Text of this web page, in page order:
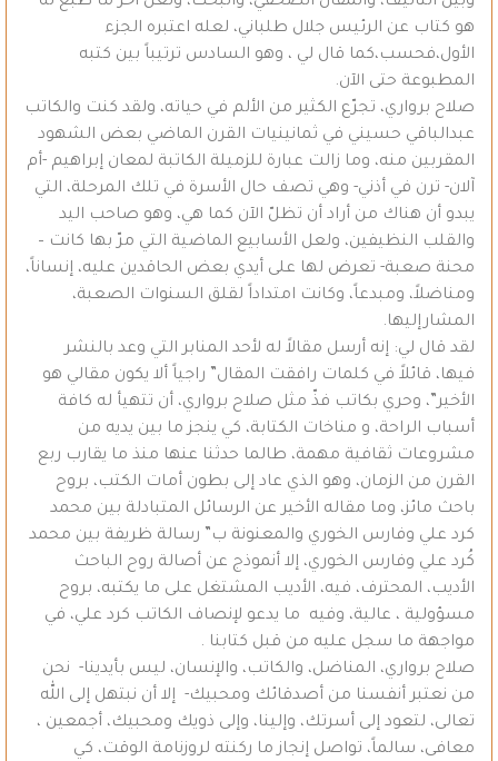
هو كتاب عن الرئيس جلال طلباني، لعله اعتبره الجزء
الأول،فحسب،كما قال لي ، وهو السادس ترتيباً بين كتبه
المطبوعة حتى الآن.
صلاح برواري، تجرّع الكثير من الألم في حياته، ولقد كنت والكاتب
عبدالباقي حسيني في ثمانينيات القرن الماضي بعض الشهود
المقربين منه، وما زالت عبارة للزميلة الكاتبة لمعان إبراهيم -أم
آلان- ترن في أذني- وهي تصف حال الأسرة في تلك المرحلة، التي
يبدو أن هناك من أراد أن تظلّ الآن كما هي، وهو صاحب اليد
والقلب النظيفين، ولعل الأسابيع الماضية التي مرّ بها كانت –
محنة صعبة- تعرض لها على أيدي بعض الحاقدين عليه، إنساناً،
ومناضلاً، ومبدعاً، وكانت امتداداً لقلق السنوات الصعبة،
المشارإليها.
لقد قال لي: إنه أرسل مقالاً له لأحد المنابر التي وعد بالنشر
فيها، قائلاً في كلمات رافقت المقال” راجياً ألا يكون مقالي هو
الأخير”، وحري بكاتب فذّ مثل صلاح برواري، أن تتهيأ له كافة
أسباب الراحة، و مناخات الكتابة، كي ينجز ما بين يديه من
مشروعات ثقافية مهمة، طالما حدثنا عنها منذ ما يقارب ربع
القرن من الزمان، وهو الذي عاد إلى بطون أمات الكتب، بروح
باحث مائز، وما مقاله الأخير عن الرسائل المتبادلة بين محمد
كرد علي وفارس الخوري والمعنونة ب” رسالة ظريفة بين محمد
كُرد علي وفارس الخوري، إلا أنموذج عن أصالة روح الباحث
الأديب، المحترف، فيه، الأديب المشتغل على ما يكتبه، بروح
مسؤولية ، عالية، وفيه ما يدعو لإنصاف الكاتب كرد علي، في
مواجهة ما سجل عليه من قبل كتابنا .
صلاح برواري، المناضل، والكاتب، والإنسان، ليس بأيدينا- نحن
من نعتبر أنفسنا من أصدقائك ومحبيك- إلا أن نبتهل إلى الله
تعالى، لتعود إلى أسرتك، وإلينا، وإلى ذويك ومحبيك، أجمعين ،
معافى، سالماً، تواصل إنجاز ما ركنته لروزنامة الوقت، كي